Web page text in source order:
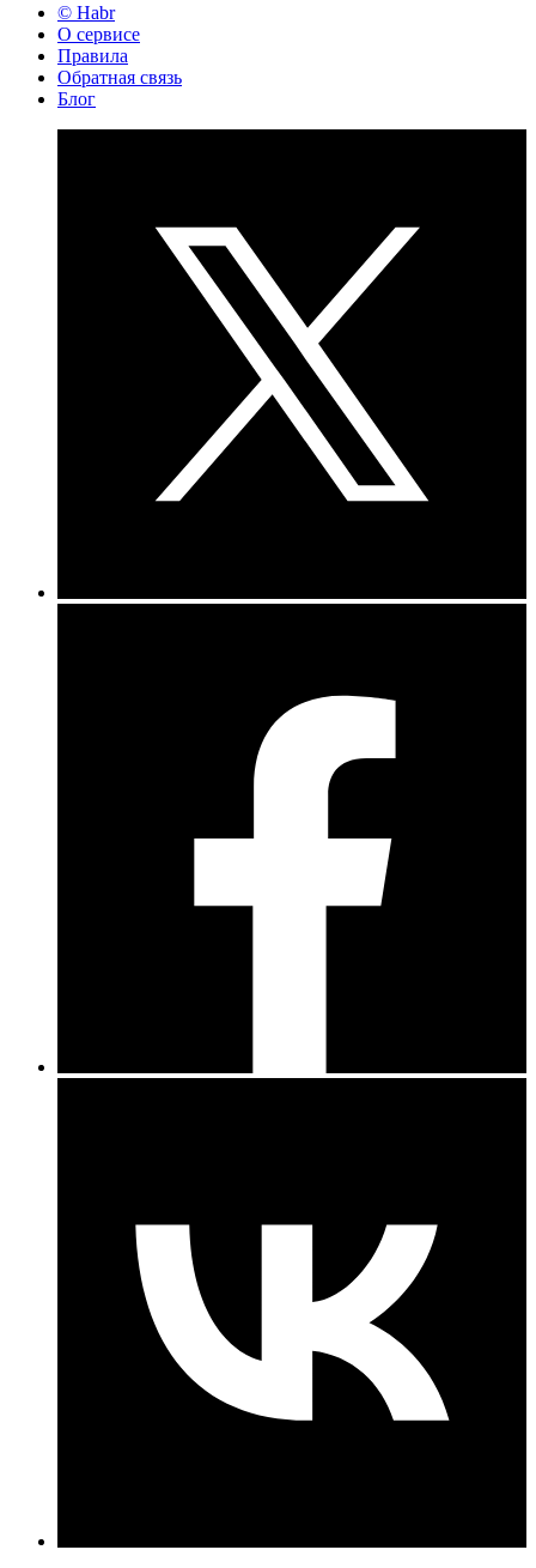
© Habr
О сервисе
Правила
Обратная связь
Блог